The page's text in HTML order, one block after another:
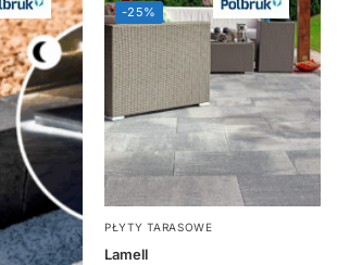
-25%
PŁYTY TARASOWE
Lamell